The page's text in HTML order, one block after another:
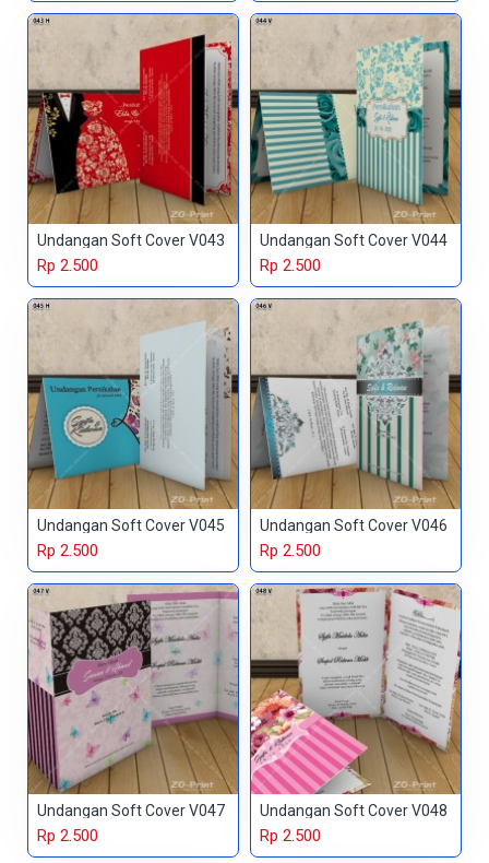
Undangan Soft Cover V043
Rp 2.500
Undangan Soft Cover V044
Rp 2.500
Undangan Soft Cover V045
Rp 2.500
Undangan Soft Cover V046
Rp 2.500
Undangan Soft Cover V047
Rp 2.500
Undangan Soft Cover V048
Rp 2.500